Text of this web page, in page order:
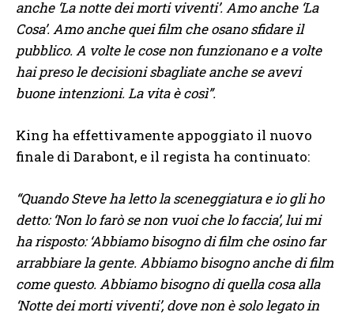
anche ‘La notte dei morti viventi’. Amo anche ‘La
Cosa’. Amo anche quei film che osano sfidare il
pubblico. A volte le cose non funzionano e a volte
hai preso le decisioni sbagliate anche se avevi
buone intenzioni. La vita è così”.
King ha effettivamente appoggiato il nuovo
finale di Darabont, e il regista ha continuato:
“Quando Steve ha letto la sceneggiatura e io gli ho
detto: ‘Non lo farò se non vuoi che lo faccia’, lui mi
ha risposto: ‘Abbiamo bisogno di film che osino far
arrabbiare la gente. Abbiamo bisogno anche di film
come questo. Abbiamo bisogno di quella cosa alla
‘Notte dei morti viventi’, dove non è solo legato in